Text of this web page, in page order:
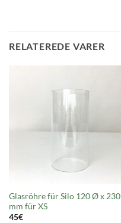
RELATEREDE VARER
Glasröhre für Silo 120 Ø x 230
mm für XS
45€